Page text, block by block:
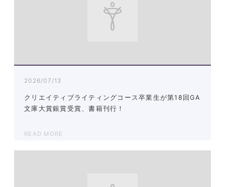
2026/07/13
クリエイティブライティングコース卒業生が第18回GA
文庫大賞銀賞受賞、書籍刊行！
READ MORE